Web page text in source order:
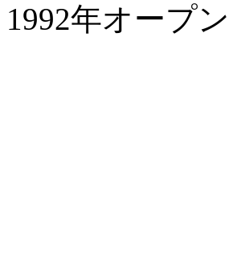
1992年オープン